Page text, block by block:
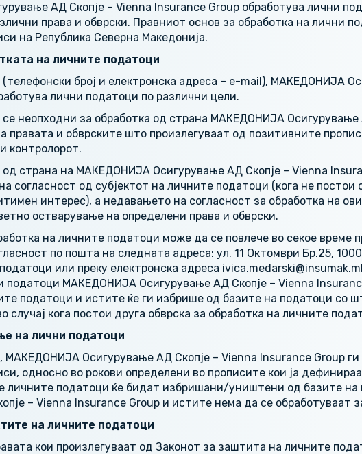
АД Скопје – Vienna Insurance Group обработува лични
права и обврски. Правниот основ за обработка на лични
на Република Северна Македонија.
на личните податоци
број и електронска адреса – e-mail), МАКЕДОНИЈА
лични податоци по различни цели.
неопходни за обработка од страна МАКЕДОНИЈА Осигурување
правата и обврските што произлегуваат од позитивните
контролорот.
страна на МАКЕДОНИЈА Осигурување АД Скопје – Vienna
согласност од субјектот на личните податоци (кога не
интерес), а недавањето на согласност за обработка на
остварување на определени права и обврски.
на личните податоци може да се повлече во секое време
по пошта на следната адреса: ул. 11 Октомври Бр.25,
или преку електронска адреса
податоци МАКЕДОНИЈА Осигурување АД Скопје – Vienna
податоци и истите ќе ги избрише од базите на податоци со
случај кога постои друга обврска за обработка на личните
на лични податоци
Осигурување АД Скопје – Vienna Insurance Group ги
односно во рокови определени во прописите кои ја
личните податоци ќе бидат избришани/уништени од базите
– Vienna Insurance Group и истите нема да се обработуваат
на личните податоци
кои произлегуваат од Законот за заштита на личните